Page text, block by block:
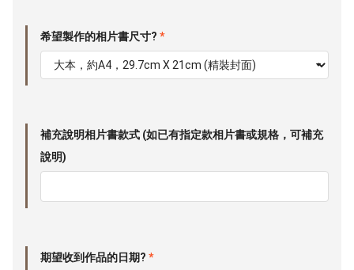
希望製作的相片書尺寸? *
補充說明相片書款式 (如已有指定款相片書或規格，可補充
說明)
期望收到作品的日期? *